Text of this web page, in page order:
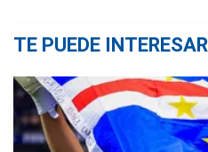
TE PUEDE INTERESAR